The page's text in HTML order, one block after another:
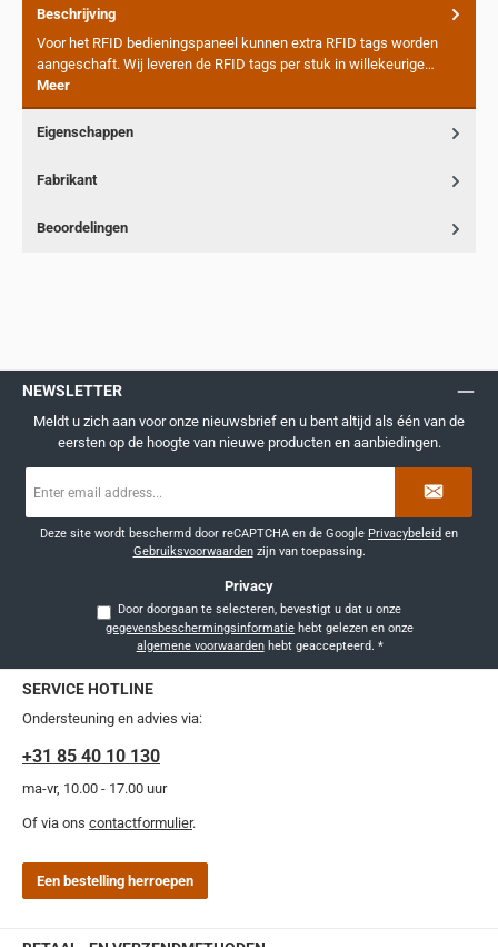
Beschrijving
Voor het RFID bedieningspaneel kunnen extra RFID tags worden
aangeschaft. Wij leveren de RFID tags per stuk in willekeurige…
Meer
Eigenschappen
Fabrikant
Beoordelingen
NEWSLETTER
Meldt u zich aan voor onze nieuwsbrief en u bent altijd als één van de
eersten op de hoogte van nieuwe producten en aanbiedingen.
mailadres
Deze site wordt beschermd door reCAPTCHA en de Google Privacybeleid en
Gebruiksvoorwaardenzijn van toepassing.
Privacy
Door doorgaan te selecteren, bevestigt u dat u onze
gegevensbeschermingsinformatie
algemene voorwaardenhebt geaccepteerd. *
SERVICE HOTLINE
Ondersteuning en advies via:
+31 85 40 10 130
ma-vr, 10.00 - 17.00 uur
Of via ons contactformulier.
Een bestelling herroepen